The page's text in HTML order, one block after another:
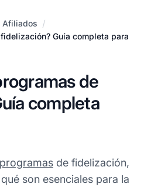
Afiliados /
Guía completa para
de
completa
de fidelización,
son esenciales para la